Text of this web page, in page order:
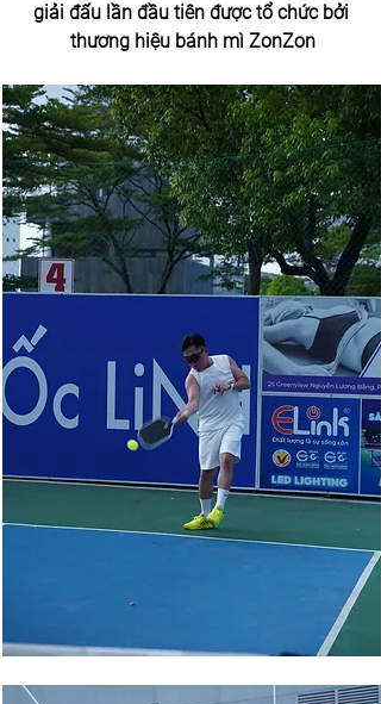
giải đấu lần đầu tiên được tổ chức bởi
thương hiệu bánh mì ZonZon